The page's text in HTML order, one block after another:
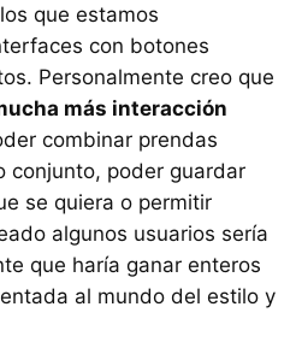
que estamos
con botones
Personalmente creo que
más interacción
combinar prendas
conjunto, poder guardar
se quiera o permitir
algunos usuarios sería
que haría ganar enteros
al mundo del estilo y